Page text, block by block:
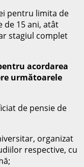
pentru limita de
de 15 ani, atât
stagiul complet
acordarea
următoarele
de pensie de
organizat
respective, cu